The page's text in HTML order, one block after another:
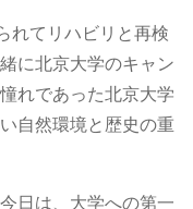
れてリハビリと再検
に北京大学のキャン
れであった北京大学
自然環境と歴史の重
日は、大学への第一